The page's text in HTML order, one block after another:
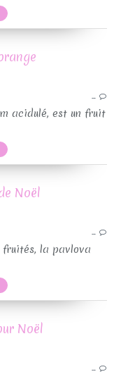
…
acidulé, est un fruit
Noël
…
fruités, la pavlova
Noël
…